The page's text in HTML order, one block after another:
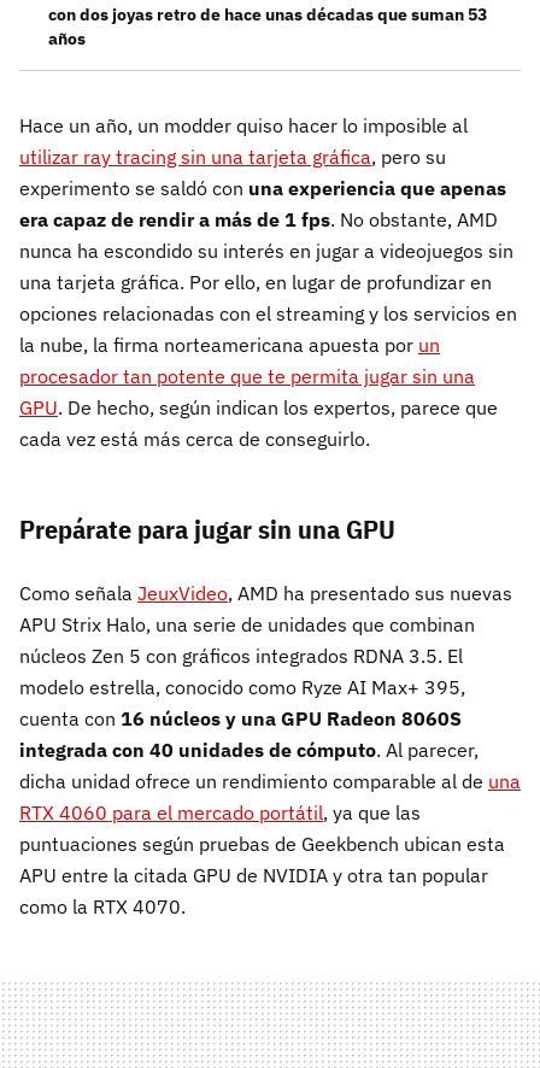
con dos joyas retro de hace unas décadas que suman 53
años
Hace un año, un modder quiso hacer lo imposible al
utilizar ray tracing sin una tarjeta gráfica, pero su
experimento se saldó con una experiencia que apenas
era capaz de rendir a más de 1 fps. No obstante, AMD
nunca ha escondido su interés en jugar a videojuegos sin
una tarjeta gráfica. Por ello, en lugar de profundizar en
opciones relacionadas con el streaming y los servicios en
la nube, la firma norteamericana apuesta por un
procesador tan potente que te permita jugar sin una
GPU. De hecho, según indican los expertos, parece que
cada vez está más cerca de conseguirlo.
Prepárate para jugar sin una GPU
Como señala JeuxVideo, AMD ha presentado sus nuevas
APU Strix Halo, una serie de unidades que combinan
núcleos Zen 5 con gráficos integrados RDNA 3.5. El
modelo estrella, conocido como Ryze AI Max+ 395,
cuenta con 16 núcleos y una GPU Radeon 8060S
integrada con 40 unidades de cómputo. Al parecer,
dicha unidad ofrece un rendimiento comparable al de una
RTX 4060 para el mercado portátil, ya que las
puntuaciones según pruebas de Geekbench ubican esta
APU entre la citada GPU de NVIDIA y otra tan popular
como la RTX 4070.